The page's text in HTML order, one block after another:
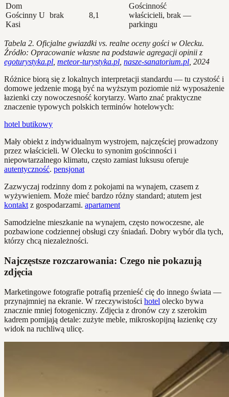
Dom
Gościnny U
Kasi
brak 8,1
Gościnność
właścicieli, brak
parkingu
—
Tabela 2. Oficjalne gwiazdki vs. realne oceny gości w Olecku.
Źródło: Opracowanie własne na podstawie agregacji opinii z
egoturystyka.pl meteor-turystyka.pl nasze-sanatorium.pl , 2024
Różnice biorą się z lokalnych interpretacji standardu — tu czystość i
domowe jedzenie mogą być na wyższym poziomie niż wyposażenie
łazienki czy nowoczesność korytarzy. Warto znać praktyczne
znaczenie typowych polskich terminów hotelowych:
hotel butikowy
Mały obiekt z indywidualnym wystrojem, najczęściej prowadzony
przez właścicieli. W Olecku to synonim gościnności i
niepowtarzalnego klimatu, często zamiast luksusu oferuje
autentyczność. pensjonat
Zazwyczaj rodzinny dom z pokojami na wynajem, czasem z
wyżywieniem. Może mieć bardzo różny standard; atutem jest
kontakt z gospodarzami. apartament
Samodzielne mieszkanie na wynajem, często nowoczesne, ale
pozbawione codziennej obsługi czy śniadań. Dobry wybór dla tych,
którzy chcą niezależności.
Najczęstsze rozczarowania: Czego nie pokazują
zdjęcia
Marketingowe fotografie potrafią przenieść cię do innego świata —
przynajmniej na ekranie. W rzeczywistości hotel olecko bywa
znacznie mniej fotogeniczny. Zdjęcia z dronów czy z szerokim
kadrem pomijają detale: zużyte meble, mikroskopijną łazienkę czy
widok na ruchliwą ulicę.